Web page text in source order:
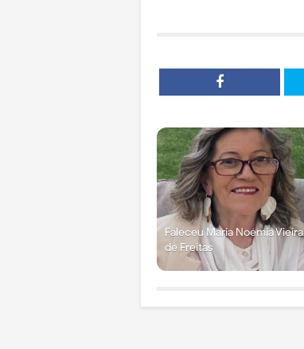
Faleceu Maria Noémia Vieira
de Freitas